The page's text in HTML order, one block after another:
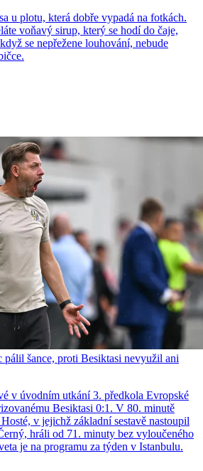
u plotu, která dobře vypadá na fotkách.
voňavý sirup, který se hodí do čaje,
se nepřežene louhování, nebude
pálil šance, proti Besiktasi nevyužil ani
v úvodním utkání 3. předkola Evropské
Besiktasi 0:1. V 80. minutě
v jejichž základní sestavě nastoupil
hráli od 71. minuty bez vyloučeného
je na programu za týden v Istanbulu.